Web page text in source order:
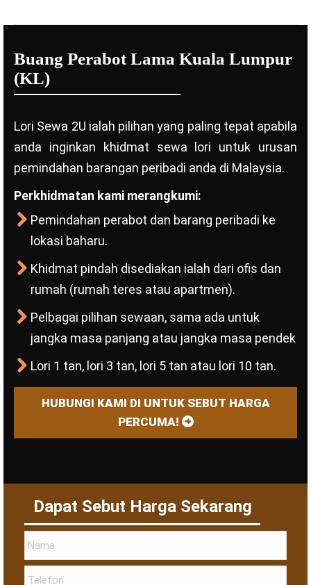
Buang Perabot Lama Kuala Lumpur
(KL)
Lori Sewa 2U ialah pilihan yang paling tepat apabila
anda inginkan khidmat sewa lori untuk urusan
pemindahan barangan peribadi anda di Malaysia.
Perkhidmatan kami merangkumi:
Pemindahan perabot dan barang peribadi ke
lokasi baharu.
Khidmat pindah disediakan ialah dari ofis dan
rumah (rumah teres atau apartmen).
Pelbagai pilihan sewaan, sama ada untuk
jangka masa panjang atau jangka masa pendek
Lori 1 tan, lori 3 tan, lori 5 tan atau lori 10 tan.
HUBUNGI KAMI DI UNTUK SEBUT HARGA
PERCUMA!
Dapat Sebut Harga Sekarang